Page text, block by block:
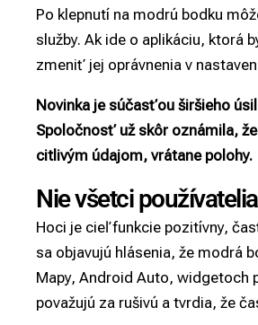
Po klepnutí na modrú bodku
služby. Ak ide o aplikáciu, ktorá
zmeniť jej oprávnenia v
Novinka je súčasťou širšieho
Spoločnosť už skôr oznámila,
citlivým údajom, vrátane polohy.
Nie všetci
Hoci je cieľ funkcie pozitívny,
sa objavujú hlásenia, že modrá
Mapy, Android Auto, widgetoch
považujú za rušivú a tvrdia, že